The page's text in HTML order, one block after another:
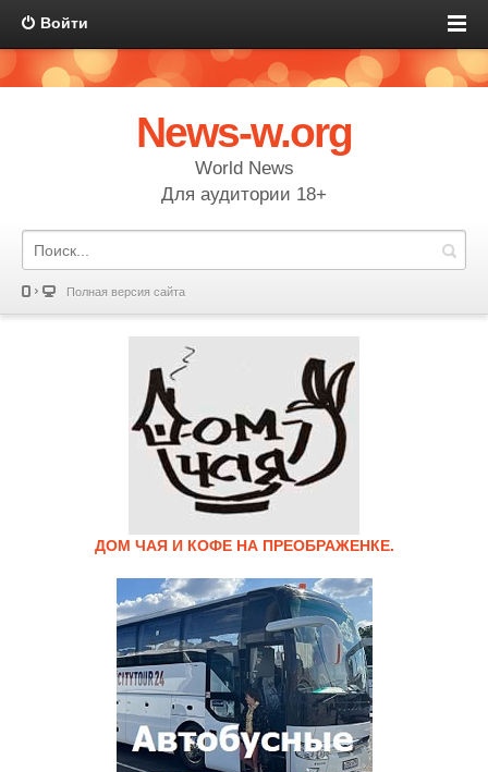
Войти
News-w.org
World News
Для аудитории 18+
Полная версия сайта
ДОМ ЧАЯ И КОФЕ НА ПРЕОБРАЖЕНКЕ.